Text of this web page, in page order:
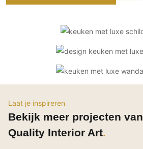
Stalen deuren
Vloeren
Beton Ciré vloeren
PVC vloeren
Laat je inspireren
Bekijk meer projecten van
Quality Interior Art